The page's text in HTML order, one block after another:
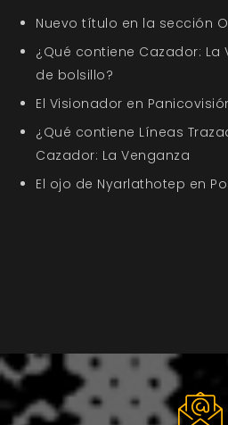
Nuevo título en la sección
¿Qué contiene Cazador: La
de bolsillo?
El Visionador en
¿Qué contiene Líneas
Cazador: La Venganza
El ojo de Nyarlathotep en